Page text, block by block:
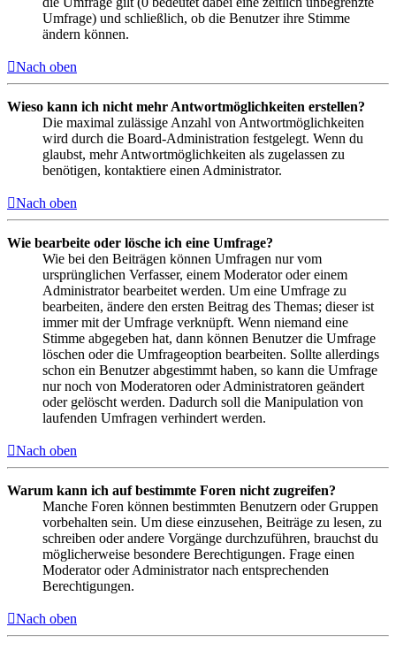
Umfrage) und schließlich, ob die Benutzer ihre Stimme
ändern können.
Nach oben
Wieso kann ich nicht mehr Antwortmöglichkeiten erstellen?
Die maximal zulässige Anzahl von Antwortmöglichkeiten
wird durch die Board-Administration festgelegt. Wenn du
glaubst, mehr Antwortmöglichkeiten als zugelassen zu
benötigen, kontaktiere einen Administrator.
Nach oben
Wie bearbeite oder lösche ich eine Umfrage?
Wie bei den Beiträgen können Umfragen nur vom
ursprünglichen Verfasser, einem Moderator oder einem
Administrator bearbeitet werden. Um eine Umfrage zu
bearbeiten, ändere den ersten Beitrag des Themas; dieser ist
immer mit der Umfrage verknüpft. Wenn niemand eine
Stimme abgegeben hat, dann können Benutzer die Umfrage
löschen oder die Umfrageoption bearbeiten. Sollte allerdings
schon ein Benutzer abgestimmt haben, so kann die Umfrage
nur noch von Moderatoren oder Administratoren geändert
oder gelöscht werden. Dadurch soll die Manipulation von
laufenden Umfragen verhindert werden.
Nach oben
Warum kann ich auf bestimmte Foren nicht zugreifen?
Manche Foren können bestimmten Benutzern oder Gruppen
vorbehalten sein. Um diese einzusehen, Beiträge zu lesen, zu
schreiben oder andere Vorgänge durchzuführen, brauchst du
möglicherweise besondere Berechtigungen. Frage einen
Moderator oder Administrator nach entsprechenden
Berechtigungen.
Nach oben